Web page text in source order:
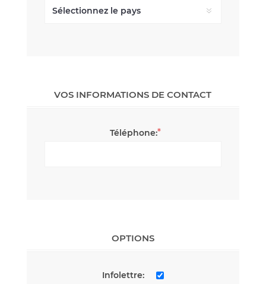
VOS INFORMATIONS DE CONTACT
Téléphone:*
OPTIONS
Infolettre: